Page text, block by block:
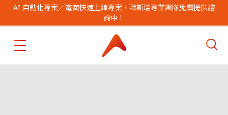
AI 自動化專案／電商快速上線專案，歐斯瑞專業團隊免費提供諮
詢中！